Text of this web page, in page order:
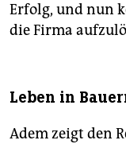
Erfolg, und nun
die Firma
Leben in
Adem zeigt den